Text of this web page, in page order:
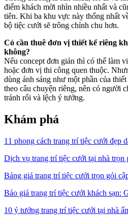
điểm khách mời nhìn nhiều nhất và
tiên. Khi ba khu vực này thống nhất
bộ tiệc cưới sẽ trông chỉnh chu hơn.
Có cần thuê đơn vị thiết kế riêng
không?
Nếu concept đơn giản thì có thể làm
hoặc đơn vị thi công quen thuộc.
dùng ánh sáng như một phần của
theo câu chuyện riêng, nên có người
tránh rối và lệch ý tưởng.
Khám phá
11 phong cách trang trí tiệc cưới đẹp
Dịch vụ trang trí tiệc cưới tại nhà trọn
Bảng giá trang trí tiệc cưới trọn gói
Báo giá trang trí tiệc cưới khách sạn:
10 ý tưởng trang trí tiệc cưới tại nhà